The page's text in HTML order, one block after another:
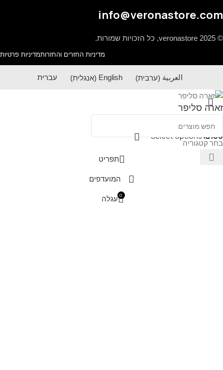
info@veronastore.com
© 2025 veronastore, כל הזכויות שמורות.
מדיניות החזרים והחזרותמדיניות פרטיות
العربية (ערבית)
English
(אנגלית) עברית
בחר קטגוריה
זארה סליפר
₪100
Select options
תפריט
המועדפים
0 עגלה